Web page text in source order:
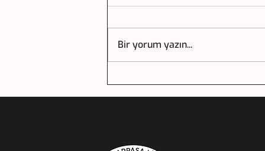
Bir yorum yazın...